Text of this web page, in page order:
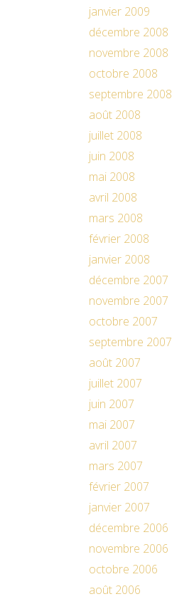
janvier 2009
décembre 2008
novembre 2008
octobre 2008
septembre 2008
août 2008
juillet 2008
juin 2008
mai 2008
avril 2008
mars 2008
février 2008
janvier 2008
décembre 2007
novembre 2007
octobre 2007
septembre 2007
août 2007
juillet 2007
juin 2007
mai 2007
avril 2007
mars 2007
février 2007
janvier 2007
décembre 2006
novembre 2006
octobre 2006
août 2006